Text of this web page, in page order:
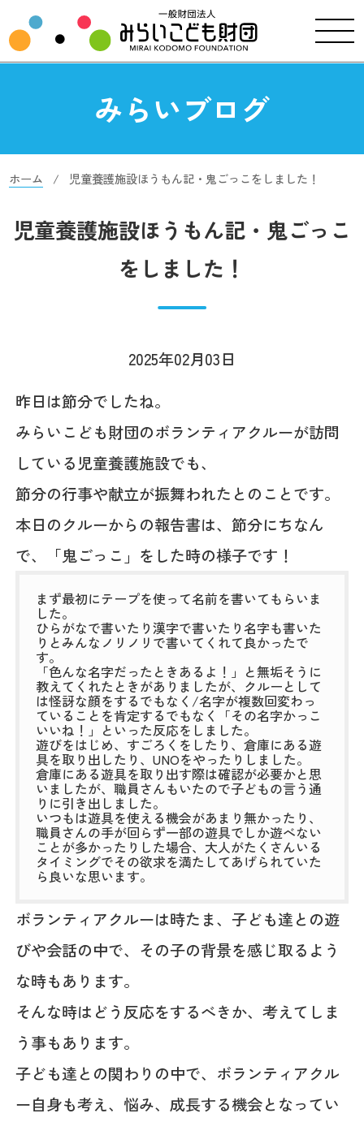
みらいブログ
ホーム 児童養護施設ほうもん記・鬼ごっこをしました！
児童養護施設ほうもん記・鬼ごっこ
をしました！
2025年02月03日
昨日は節分でしたね。
みらいこども財団のボランティアクルーが訪問
している児童養護施設でも、
節分の行事や献立が振舞われたとのことです。
本日のクルーからの報告書は、節分にちなん
で、「鬼ごっこ」をした時の様子です！
まず最初にテープを使って名前を書いてもらいま
した。
ひらがなで書いたり漢字で書いたり名字も書いた
りとみんなノリノリで書いてくれて良かったで
す。
「色んな名字だったときあるよ！」と無垢そうに
教えてくれたときがありましたが、クルーとして
は怪訝な顔をするでもなく/名字が複数回変わっ
ていることを肯定するでもなく「その名字かっこ
いいね！」といった反応をしました。
遊びをはじめ、すごろくをしたり、倉庫にある遊
具を取り出したり、UNOをやったりしました。
倉庫にある遊具を取り出す際は確認が必要かと思
いましたが、職員さんもいたので子どもの言う通
りに引き出しました。
いつもは遊具を使える機会があまり無かったり、
職員さんの手が回らず一部の遊具でしか遊べない
ことが多かったりした場合、大人がたくさんいる
タイミングでその欲求を満たしてあげられていた
ら良いな思います。
ボランティアクルーは時たま、子ども達との遊
びや会話の中で、その子の背景を感じ取るよう
な時もあります。
そんな時はどう反応をするべきか、考えてしま
う事もあります。
子ども達との関わりの中で、ボランティアクル
ー自身も考え、悩み、成長する機会となってい